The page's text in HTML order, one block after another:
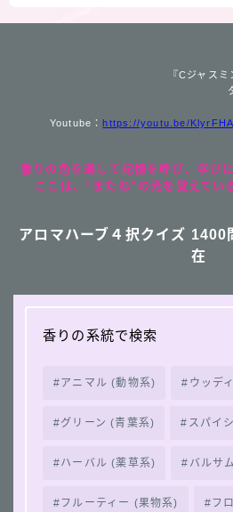
『Cジャス
Youtube：https://youtu.be/
香りの色を通して記憶を呼び、学び
ここは、“またね”の光を覚えてい
アロマハーブ４択クイズ
在
香りの系統で検索
アニマル (動物系) ウッデ
グリーン (青葉系) スパイ
ハーバル (薬草系) バルサ
フルーティー (果物系) フ